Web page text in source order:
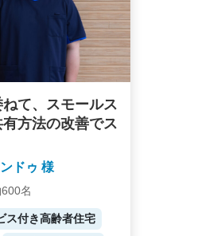
て、スモールス
方法の改善でス
ドゥ 様
名
ス付き高齢者住宅